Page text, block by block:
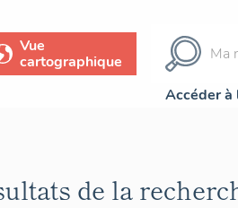
Vue
cartographique
Accéder à
de la